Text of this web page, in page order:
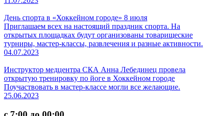
День спорта в «Хоккейном городе» 8 июля
Приглашаем всех на настоящий праздник спорта. На
открытых площадках будут организованы товарищеские
турниры, мастер-классы, развлечения и разные активности.
04.07.2023
Инструктор медцентра СКА Анна Лебединец провела
открытую тренировку по йоге в Хоккейном городе
Поучаствовать в мастер-классе могли все желающие.
25.06.2023